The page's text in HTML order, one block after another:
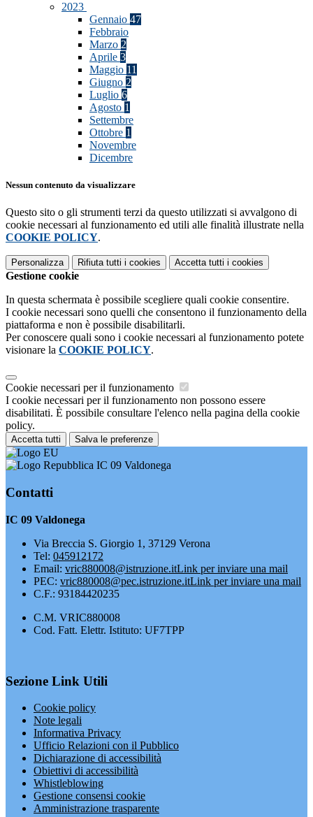
2023
Gennaio 47
Febbraio
Marzo 2
Aprile 3
Maggio 11
Giugno 2
Luglio 6
Agosto 1
Settembre
Ottobre 1
Novembre
Dicembre
Nessun contenuto da visualizzare
Questo sito o gli strumenti terzi da questo utilizzati si avvalgono di
cookie necessari al funzionamento ed utili alle finalità illustrate nella
COOKIE POLICY.
Personalizza Rifiuta tutti i cookies Accetta tutti i cookies
Gestione cookie
In questa schermata è possibile scegliere quali cookie consentire.
I cookie necessari sono quelli che consentono il funzionamento della
piattaforma e non è possibile disabilitarli.
Per conoscere quali sono i cookie necessari al funzionamento potete
visionare la COOKIE POLICY.
Cookie necessari per il funzionamento
I cookie necessari per il funzionamento non possono essere
disabilitati. È possibile consultare l'elenco nella pagina della cookie
policy.
Accetta tutti Salva le preferenze
IC 09 Valdonega
Contatti
IC 09 Valdonega
Via Breccia S. Giorgio 1, 37129 Verona
Tel: 045912172
Email: vric880008@istruzione.itLink per inviare una mail
PEC: vric880008@pec.istruzione.itLink per inviare una mail
C.F.: 93184420235
C.M. VRIC880008
Cod. Fatt. Elettr. Istituto: UF7TPP
Sezione Link Utili
Cookie policy
Note legali
Informativa Privacy
Ufficio Relazioni con il Pubblico
Dichiarazione di accessibilità
Obiettivi di accessibilità
Whistleblowing
Gestione consensi cookie
Amministrazione trasparente